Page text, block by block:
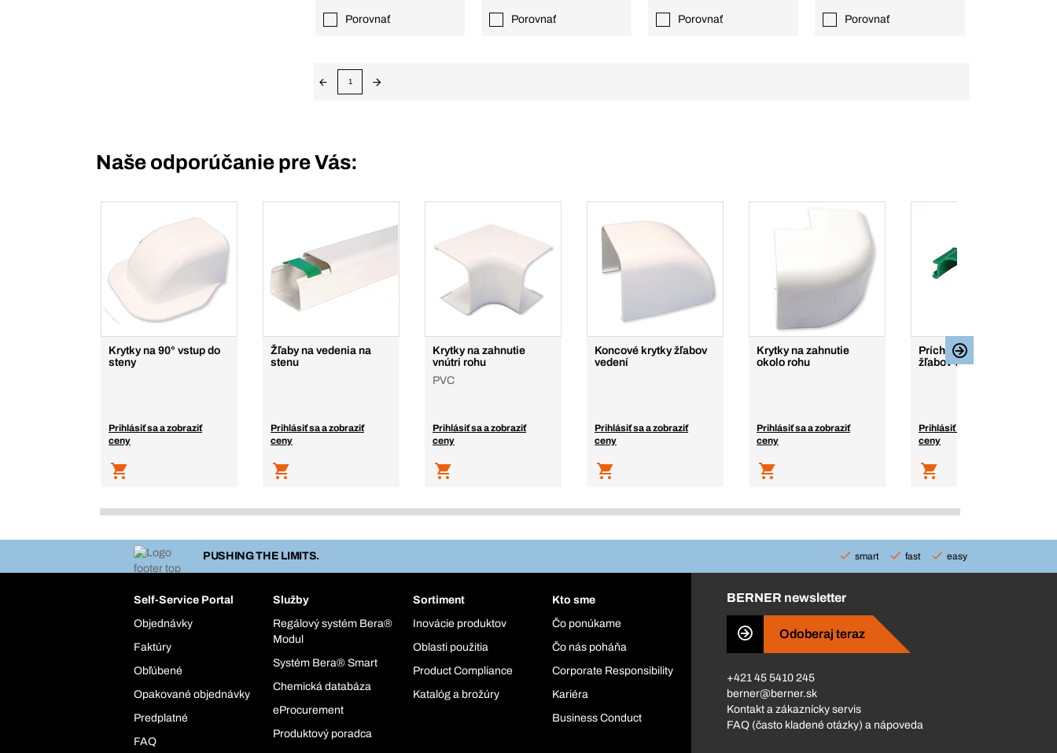
Porovnať Porovnať Porovnať Porovnať
1
Naše odporúčanie pre Vás:
Krytky na 90° vstup do
steny
Prihlásiť sa a zobraziť
ceny
Žľaby na vedenia na
stenu
Prihlásiť sa a zobraziť
ceny
Krytky na zahnutie
vnútri rohu
PVC
Prihlásiť sa a zobraziť
ceny
Koncové krytky žľabov
vedení
Prihlásiť sa a zobraziť
ceny
Krytky na zahnutie
okolo rohu
Prihlásiť sa a zobraziť
ceny
Príchytné svorky do
žľabov vedení
Prihlásiť sa a zobraziť
ceny
PUSHING THE LIMITS. smart fast easy
Self-Service Portal
Objednávky
Faktúry
Obľúbené
Opakované objednávky
Predplatné
FAQ
Služby
Regálový systém Bera®
Modul
Systém Bera® Smart
Chemická databáza
eProcurement
Produktový poradca
Sortiment
Inovácie produktov
Oblasti použitia
Product Compliance
Katalóg a brožúry
Kto sme
Čo ponúkame
Čo nás poháňa
Corporate Responsibility
Kariéra
Business Conduct
BERNER newsletter
Odoberaj teraz
+421 45 5410 245
berner@berner.sk
Kontakt a zákaznícky servis
FAQ (často kladené otázky) a nápoveda